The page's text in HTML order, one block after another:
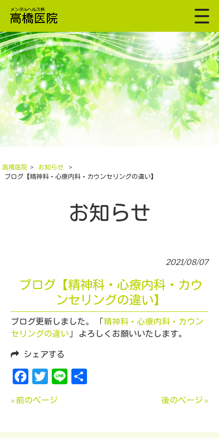
高橋医院 > お知らせ
>
ブログ【精神科・心療内科・カウンセリングの違い】
お知らせ
2021/08/07
ブログ【精神科・心療内科・カウ
ンセリングの違い】
ブログ更新しました。 「精神科・心療内科・カウン
セリングの違い 」 よろしくお願いいたします。
シェアする
Facebook
Twitter
Line
« 前のページ 後のページ »